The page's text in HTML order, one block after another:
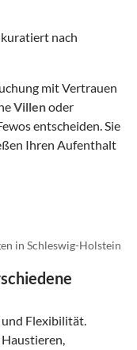
nach
mit Vertrauen
Villenoder
entscheiden. Sie
Ihren Aufenthalt
in Schleswig-Holstein
und Flexibilität.